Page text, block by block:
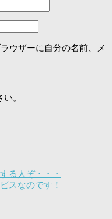
ウザーに自分の名前、メ
。
る人ぞ・・・
スなのです！